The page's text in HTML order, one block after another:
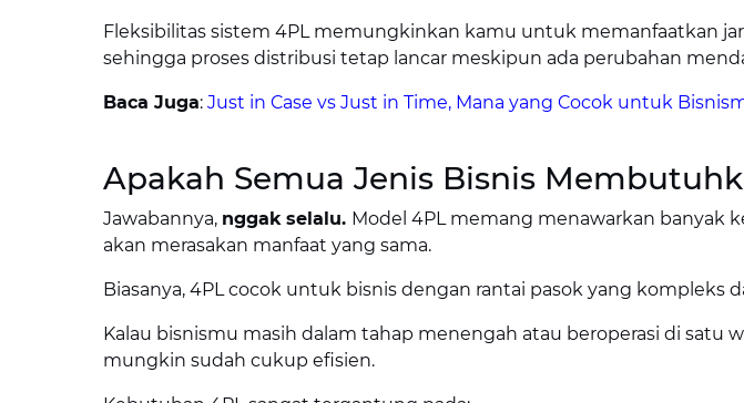
Fleksibilitas sistem 4PL memungkinkan kamu untuk memanfaatkan
sehingga proses distribusi tetap lancar meskipun ada perubahan
Baca Juga: Just in Case vs Just in Time, Mana yang Cocok untuk
Apakah Semua Jenis Bisnis
Jawabannya, nggak selalu. Model 4PL memang menawarkan banyak
akan merasakan manfaat yang sama.
Biasanya, 4PL cocok untuk bisnis dengan rantai pasok yang kompleks
Kalau bisnismu masih dalam tahap menengah atau beroperasi di satu
mungkin sudah cukup efisien.